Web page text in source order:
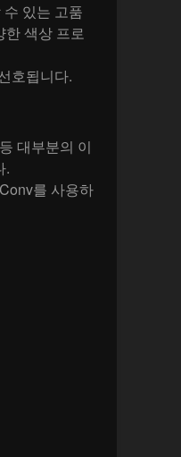
있는 고품
한 색상 프로
호됩니다.
대부분의 이
.
를 사용하